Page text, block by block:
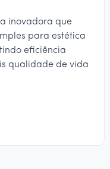
inovadora que
para estética
eficiência
qualidade de vida